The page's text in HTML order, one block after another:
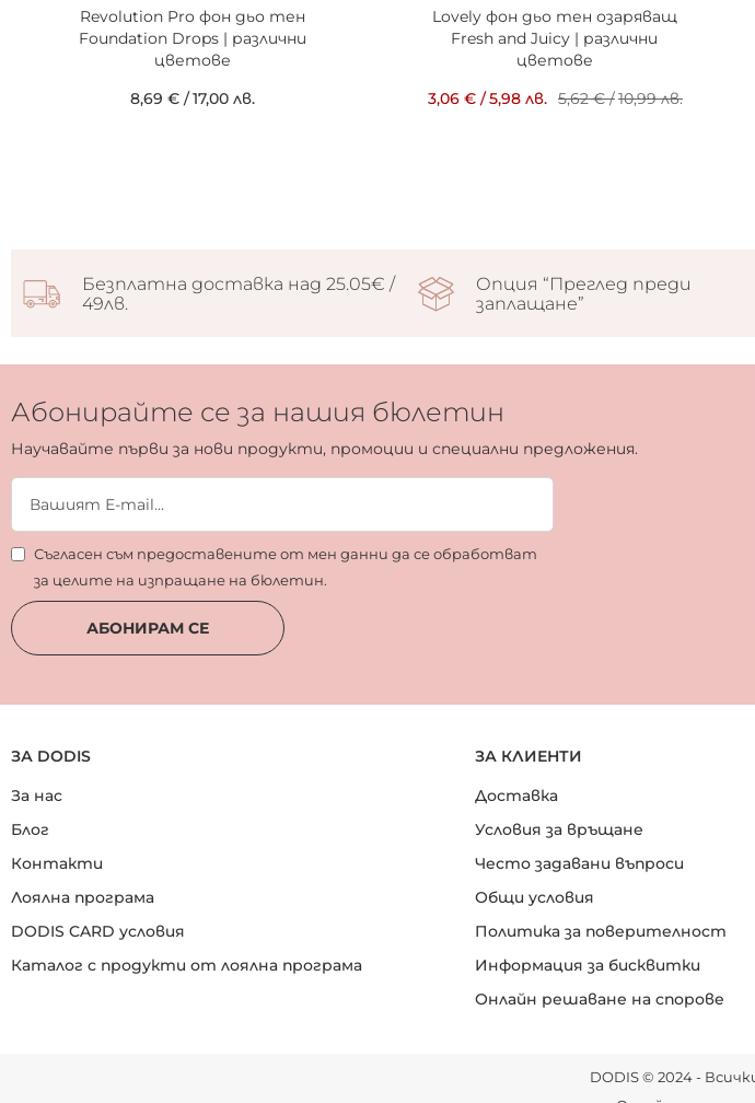
Revolution Pro фон дьо тен
Foundation Drops | различни
цветове
8,69 €/17,00 лв.
Lovely фон дьо тен озаряващ
Fresh and Juicy | различни
цветове
3,06 € /5,98 лв. 5,62 €/10,99 лв.
Безплатна доставка над 25.05€ /
49лв.
Опция “Преглед преди
заплащане”
Абонирайте се за нашия бюлетин
Научавайте първи за нови продукти, промоции и специални предложения.
Съгласен съм предоставените от мен данни да се обработват
за целите на изпращане на бюлетин.
АБОНИРАМ СЕ
ЗА DODIS
За нас
Блог
Контакти
Лоялна програма
DODIS CARD условия
Каталог с продукти от лоялна програма
ЗА КЛИЕНТИ
Доставка
Условия за връщане
Често задавани въпроси
Общи условия
Политика за поверителност
Информация за бисквитки
Онлайн решаване на спорове
DODIS © 2024 -